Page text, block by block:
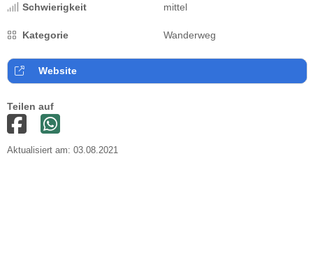
Schwierigkeit mittel
Kategorie Wanderweg
Website
Teilen auf
Aktualisiert am: 03.08.2021